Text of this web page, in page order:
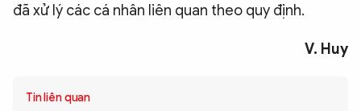
đã xử lý các cá nhân liên quan theo quy định.
V. Huy
Tin liên quan